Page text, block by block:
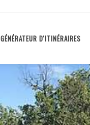
GÉNÉRATEUR D'ITINÉRAIRES